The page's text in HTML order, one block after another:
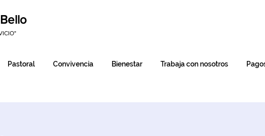
Pastoral Convivencia Bienestar Trabaja con nosotros